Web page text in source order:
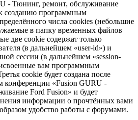
- Тюнинг, ремонт, обслуживание
созданию программным
числа cookies (небольшие
в папку временных файлов
две cookie содержат только
(в дальнейшем «user-id») и
сессии (в дальнейшем «session-
вам программным
cookie будет создана после
конференции «Fusion GURU -
Ford Fusion» и будет
информации о прочтённых вами
удобство работы с форумами.